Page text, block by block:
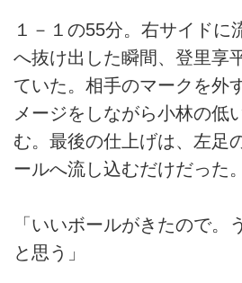
１－１の55分。右サイドに
へ抜け出した瞬間、登里享
ていた。相手のマークを外
メージをしながら小林の低
む。最後の仕上げは、左足
ールへ流し込むだけだった。
「いいボールがきたので。
と思う」